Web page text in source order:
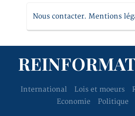
Nous contacter. Mentions
International Lois et moeurs
Economie
Politique